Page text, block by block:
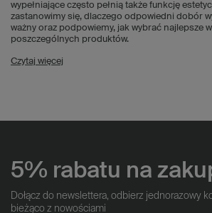
wypełniające często pełnią także funkcję
zastanowimy się, dlaczego odpowiedni dobór
ważny oraz podpowiemy, jak wybrać najlepsze
poszczególnych produktów.
Czytaj więcej
5% rabatu na
Dołącz do newslettera, odbierz jednorazowy
bieżąco z nowościami